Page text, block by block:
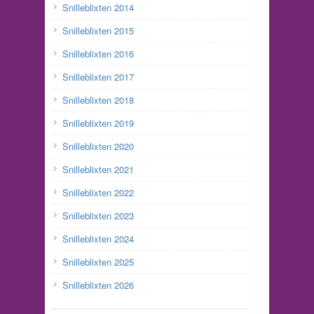
Snilleblixten 2014
Snilleblixten 2015
Snilleblixten 2016
Snilleblixten 2017
Snilleblixten 2018
Snilleblixten 2019
Snilleblixten 2020
Snilleblixten 2021
Snilleblixten 2022
Snilleblixten 2023
Snilleblixten 2024
Snilleblixten 2025
Snilleblixten 2026